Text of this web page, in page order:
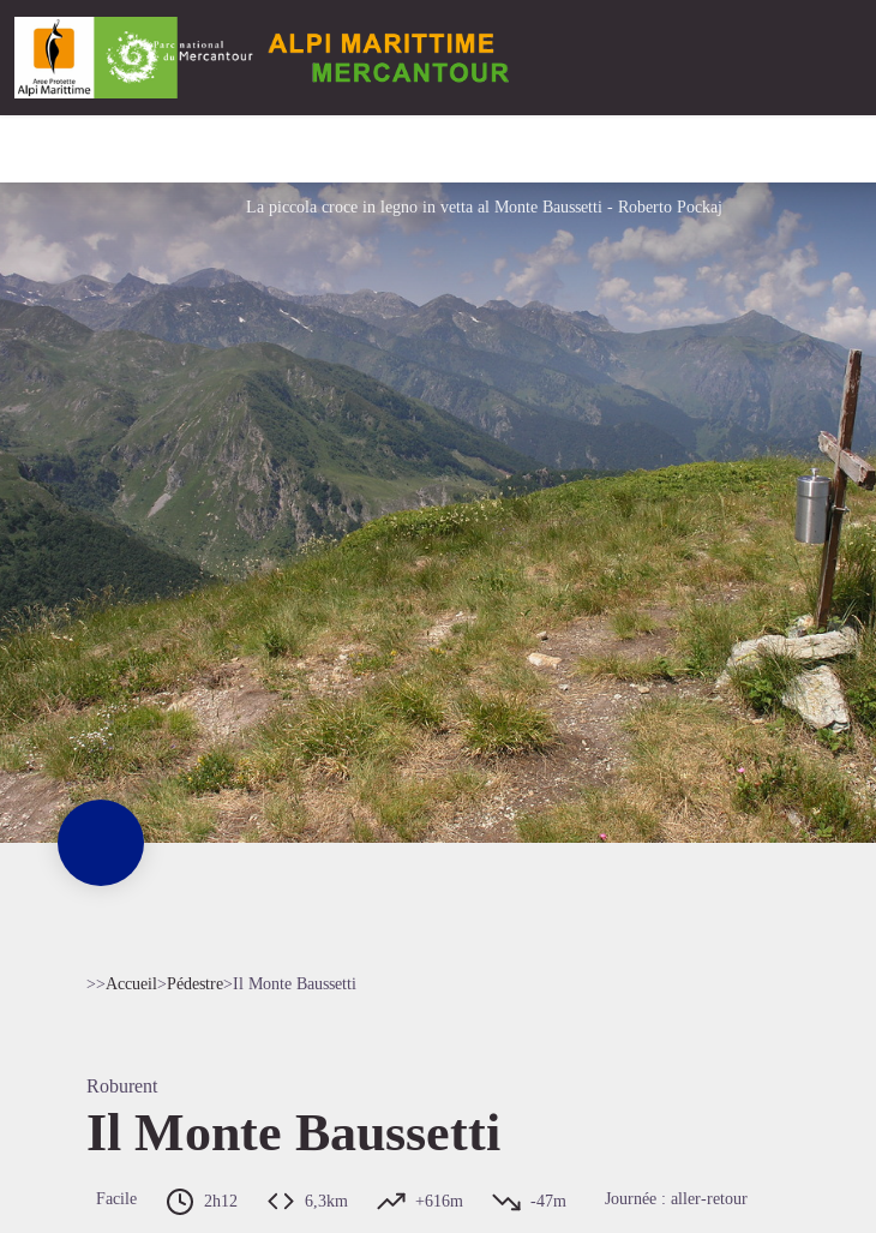
La piccola croce in legno in vetta al Monte Baussetti - Roberto Pockaj
>>Accueil>Pédestre>Il Monte Baussetti
Roburent
Il Monte Baussetti
Facile 2h12 6,3km +616m -47m Journée : aller-retour